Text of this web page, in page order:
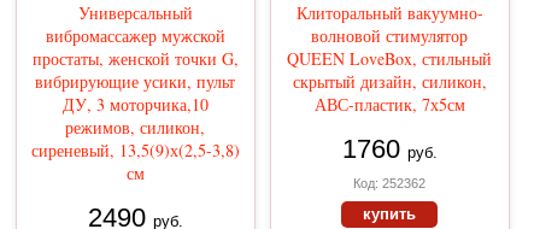
Универсальный
вибромассажер мужской
простаты, женской точки G,
вибрирующие усики, пульт
ДУ, 3 моторчика,10
режимов, силикон,
сиреневый, 13,5(9)х(2,5-3,8)
см
2490 руб.
Клиторальный вакуумно-
волновой стимулятор
QUEEN LoveBox, стильный
скрытый дизайн, силикон,
АВС-пластик, 7х5см
1760 руб.
Код: 252362
купить